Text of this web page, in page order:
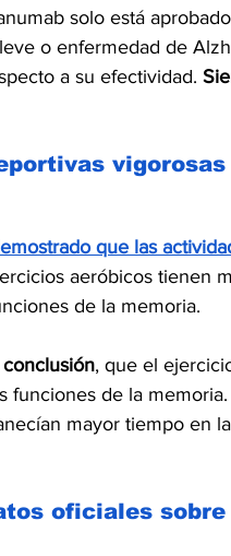
solo está
o enfermedad de
a su efectividad.
que las
aeróbicos tienen
de la memoria.
, que el
funciones de la
mayor tiempo en
oficiales sobre